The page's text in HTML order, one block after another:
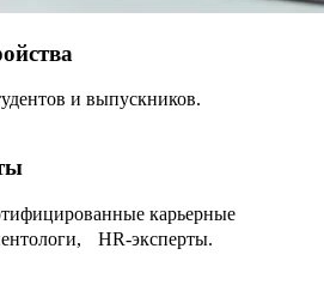
и выпускников.
карьерные
НR-эксперты.